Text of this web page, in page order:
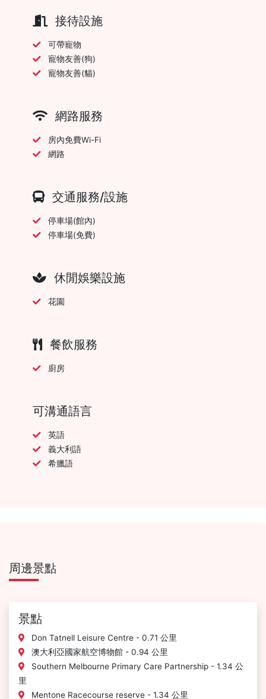
接待設施
可帶寵物
寵物友善(狗)
寵物友善(貓)
網路服務
房內免費Wi-Fi
網路
交通服務/設施
停車場(館內)
停車場(免費)
休閒娛樂設施
花園
餐飲服務
廚房
可溝通語言
英語
義大利語
希臘語
周邊景點
景點
Don Tatnell Leisure Centre - 0.71 公里
澳大利亞國家航空博物館 - 0.94 公里
Southern Melbourne Primary Care Partnership - 1.34 公
里
Mentone Racecourse reserve - 1.34 公里